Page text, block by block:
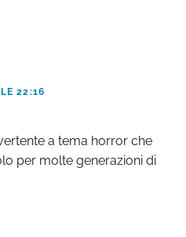
22:16
a tema horror che
per molte generazioni di